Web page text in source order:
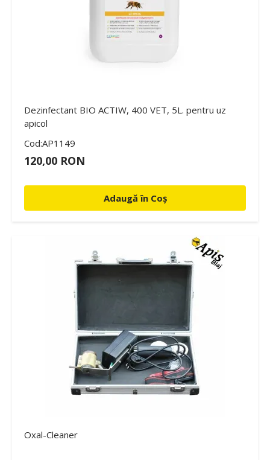
Dezinfectant BIO ACTIW, 400 VET, 5L. pentru uz
apicol
Cod:AP1149
120,00 RON
Adaugă în Coș
Oxal-Cleaner